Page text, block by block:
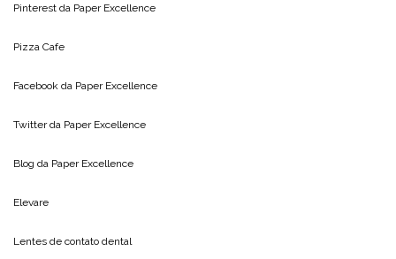
Pinterest da Paper Excellence
Pizza Cafe
Facebook da Paper Excellence
Twitter da Paper Excellence
Blog da Paper Excellence
Elevare
Lentes de contato dental